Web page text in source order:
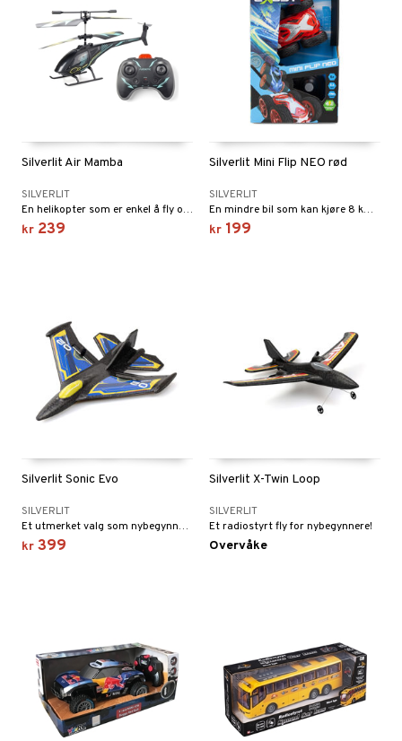
Silverlit Air Mamba
SILVERLIT
En helikopter som er enkel å fly og passer for nybegynnerpiloten.
kr 239
Silverlit Mini Flip NEO rød
SILVERLIT
En mindre bil som kan kjøre 8 km/t.
kr 199
Silverlit Sonic Evo
SILVERLIT
Et utmerket valg som nybegynnerplan!
kr 399
Silverlit X-Twin Loop
SILVERLIT
Et radiostyrt fly for nybegynnere!
Overvåke